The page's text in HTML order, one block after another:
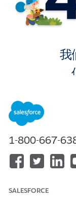
我
1-800-667-
SALESFORCE